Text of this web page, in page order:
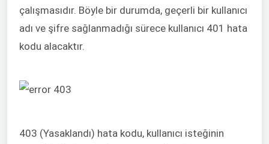
çalışmasıdır. Böyle bir durumda, geçerli bir kullanıcı
adı ve şifre sağlanmadığı sürece kullanıcı 401 hata
kodu alacaktır.
403 (Yasaklandı) hata kodu, kullanıcı isteğinin